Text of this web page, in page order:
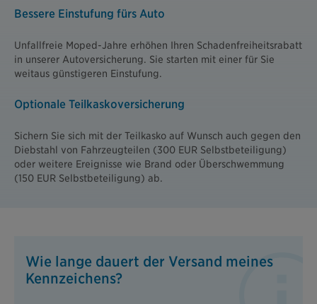
Bessere Einstufung fürs Auto
Unfallfreie Moped-Jahre erhöhen Ihren Schadenfreiheitsrabatt
in unserer Autoversicherung. Sie starten mit einer für Sie
weitaus günstigeren Einstufung.
Optionale Teilkaskoversicherung
Sichern Sie sich mit der Teilkasko auf Wunsch auch gegen den
Diebstahl von Fahrzeugteilen (300 EUR Selbstbeteiligung)
oder weitere Ereignisse wie Brand oder Überschwemmung
(150 EUR Selbstbeteiligung) ab.
Wie lange dauert der Versand meines
Kennzeichens?